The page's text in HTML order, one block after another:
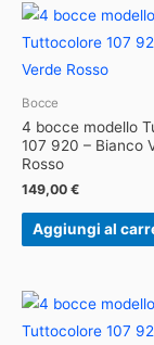
Bocce
4 bocce modello
107 920 – Bianco
Rosso
149,00 €
Aggiungi al